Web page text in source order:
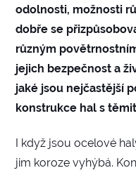
odolnosti, možnosti
dobře se
různým
jejich bezpečnost a
jaké jsou nejčastější
konstrukce hal s
I když jsou ocelové
jim koroze vyhýbá.